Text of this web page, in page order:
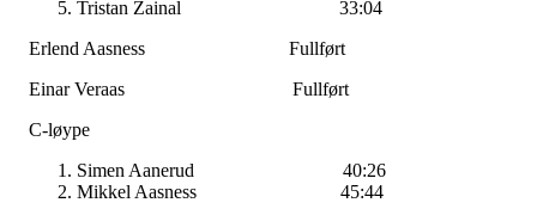
Tristan Zainal 33:04
Erlend Aasness Fullført
Einar Veraas Fullført
C-løype
Simen Aanerud 40:26
Mikkel Aasness 45:44